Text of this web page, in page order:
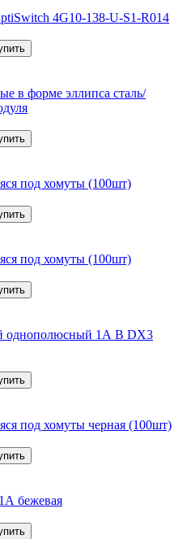
4G10-138-U-S1-R014
в форме эллипса сталь/
под хомуты (100шт)
под хомуты (100шт)
однополюсный 1А B DX3
под хомуты черная (100шт)
бежевая